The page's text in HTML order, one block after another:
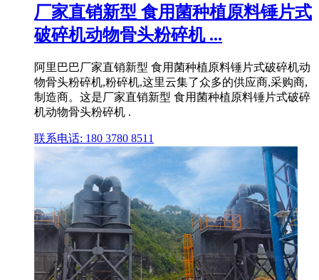
厂家直销新型 食用菌种植原料锤片式
破碎机动物骨头粉碎机 ...
阿里巴巴厂家直销新型 食用菌种植原料锤片式破碎机动
物骨头粉碎机,粉碎机,这里云集了众多的供应商,采购商,
制造商。这是厂家直销新型 食用菌种植原料锤片式破碎
机动物骨头粉碎机 .
联系电话: 180 3780 8511